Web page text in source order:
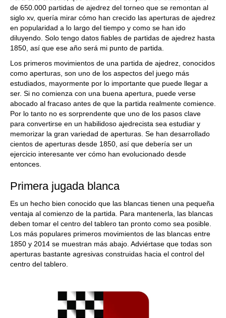
de 650.000 partidas de ajedrez del torneo que se remontan al
siglo xv, quería mirar cómo han crecido las aperturas de ajedrez
en popularidad a lo largo del tiempo y como se han ido
diluyendo. Solo tengo datos fiables de partidas de ajedrez hasta
1850, así que ese año será mi punto de partida.
Los primeros movimientos de una partida de ajedrez, conocidos
como aperturas, son uno de los aspectos del juego más
estudiados, mayormente por lo importante que puede llegar a
ser. Si no comienza con una buena apertura, puede verse
abocado al fracaso antes de que la partida realmente comience.
Por lo tanto no es sorprendente que uno de los pasos clave
para convertirse en un habilidoso ajedrecista sea estudiar y
memorizar la gran variedad de aperturas. Se han desarrollado
cientos de aperturas desde 1850, así que debería ser un
ejercicio interesante ver cómo han evolucionado desde
entonces.
Primera jugada blanca
Es un hecho bien conocido que las blancas tienen una pequeña
ventaja al comienzo de la partida. Para mantenerla, las blancas
deben tomar el centro del tablero tan pronto como sea posible.
Los más populares primeros movimientos de las blancas entre
1850 y 2014 se muestran más abajo. Adviértase que todas son
aperturas bastante agresivas construidas hacia el control del
centro del tablero.